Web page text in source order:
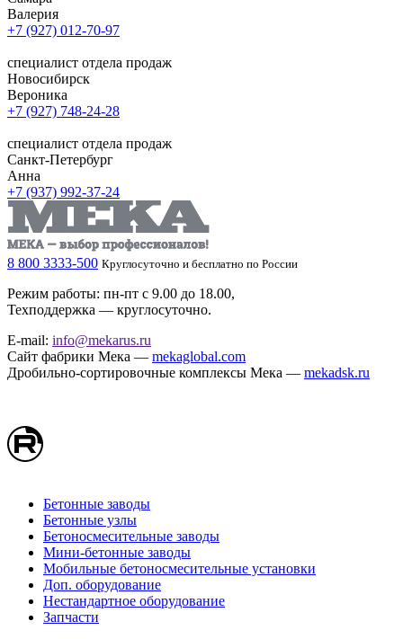
Валерия
+7 (927) 012-70-97
специалист отдела продаж
Новосибирск
Вероника
+7 (927) 748-24-28
специалист отдела продаж
Санкт-Петербург
Анна
+7 (937) 992-37-24
8 800 3333-500 Круглосуточно и бесплатно по России
Режим работы: пн-пт с 9.00 до 18.00,
Техподдержка — круглосуточно.
E-mail: info@mekarus.ru
Сайт фабрики Мека — mekaglobal.com
Дробильно-сортировочные комплексы Мека — mekadsk.ru
Бетонные заводы
Бетонные узлы
Бетоносмесительные заводы
Мини-бетонные заводы
Мобильные бетоносмесительные установки
Доп. оборудование
Нестандартное оборудование
Запчасти